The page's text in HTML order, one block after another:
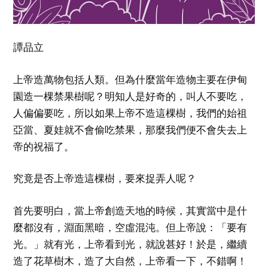
譚品立
上帝造萬物包括人類。但為什麼當年造物主要在伊甸
園造一棵禁果樹呢？明知人是好奇的，叫人不要吃，
人偏偏要吃，所以如果上帝不造這棵樹，我們的始祖
亞當、夏娃就不會偷吃禁果，那麼我們便不會失去上
帝的祝福了。
究竟是否上帝造這棵樹，要來捉弄人呢？
首先要明白，當上帝創造天地的時候，其實當中是什
麼都沒有，淵面黑暗，空虛混沌。但上帝說：「要有
光。」就有光，上帝看到光，就說甚好！於是，繼續
造了花草樹木，造了大自然，上帝看一下，不錯啊！